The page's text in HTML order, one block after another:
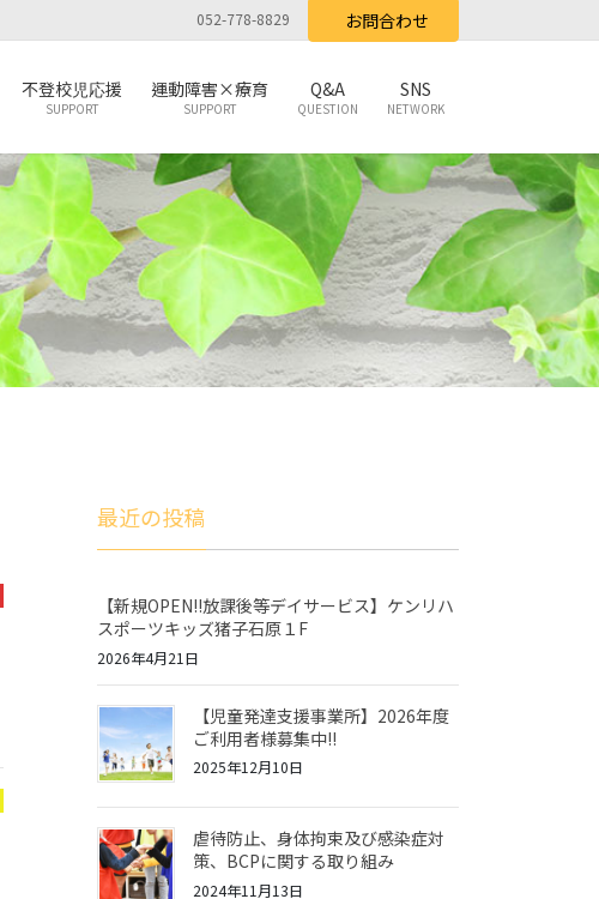
052-778-8829 お問合わせ
不登校児応援
SUPPORT
運動障害×療育
SUPPORT
Q&A
QUESTION
SNS
NETWORK
最近の投稿
【新規OPEN!!放課後等デイサービス】ケンリハ
スポーツキッズ猪子石原１F
2026年4月21日
【児童発達支援事業所】2026年度
ご利用者様募集中!!
2025年12月10日
虐待防止、身体拘束及び感染症対
策、BCPに関する取り組み
2024年11月13日